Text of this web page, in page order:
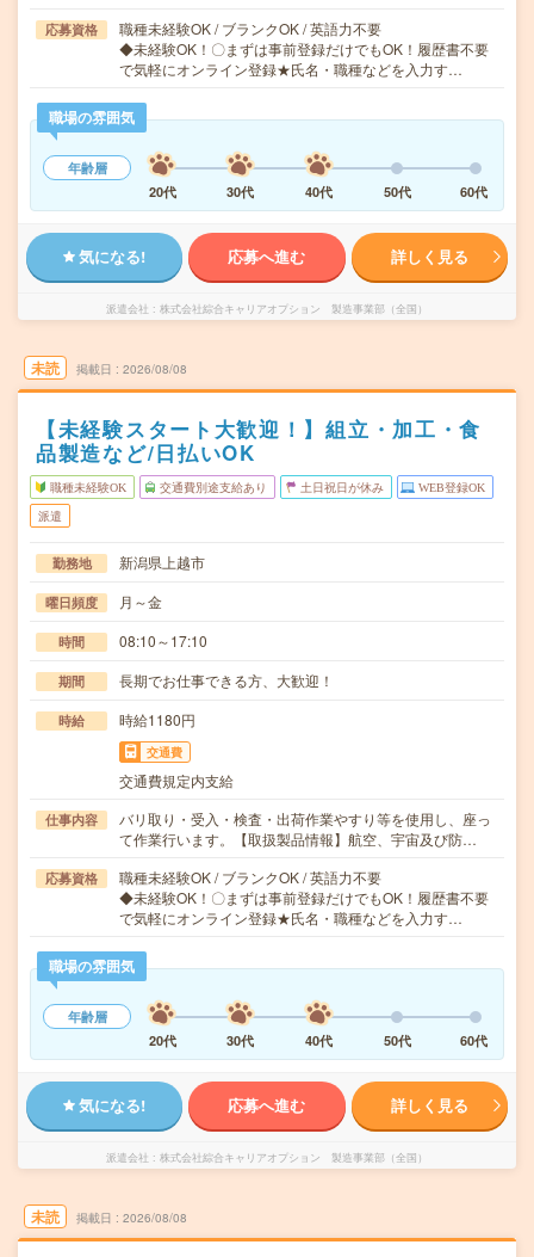
応募資格
職種未経験OK / ブランクOK / 英語力不要
◆未経験OK！〇まずは事前登録だけでもOK！履歴書不要
で気軽にオンライン登録★氏名・職種などを入力す…
職場の雰囲気
年齢層
20代
30代 40代 50代 60代
気になる! 応募へ進む 詳しく見る
派遣会社 株式会社綜合キャリアオプション 製造事業部（全国）
未読 掲載日 2026/08/08
【未経験スタート大歓迎！】組立・加工・食
品製造など/日払いOK
職種未経験OK 交通費別途支給あり 土日祝日が休み WEB登録OK
派遣
勤務地 新潟県上越市
曜日頻度 月～金
時間 08:10～17:10
期間 長期でお仕事できる方、大歓迎！
時給 時給1180円
交通費
交通費規定内支給
仕事内容
バリ取り・受入・検査・出荷作業やすり等を使用し、座っ
て作業行います。【取扱製品情報】航空、宇宙及び防…
応募資格
職種未経験OK / ブランクOK / 英語力不要
◆未経験OK！〇まずは事前登録だけでもOK！履歴書不要
で気軽にオンライン登録★氏名・職種などを入力す…
職場の雰囲気
年齢層
20代
30代 40代 50代 60代
気になる! 応募へ進む 詳しく見る
派遣会社 株式会社綜合キャリアオプション 製造事業部（全国）
未読 掲載日 2026/08/08